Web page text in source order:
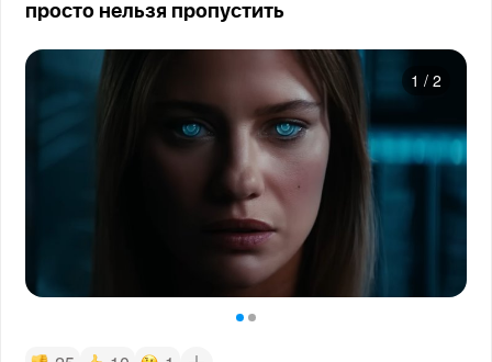
просто нельзя пропустить
1 / 2